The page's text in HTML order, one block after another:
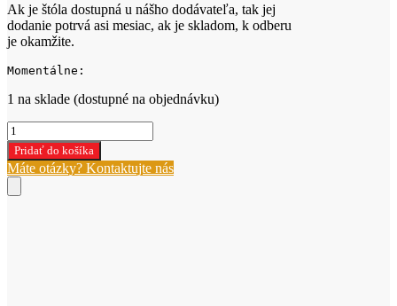
Ak je štóla dostupná u nášho dodávateľa, tak jej
dodanie potrvá asi mesiac, ak je skladom, k odberu
je okamžite.
Momentálne:
1 na sklade (dostupné na objednávku)
množstvo
Štóla
červená
KST
026/02/01
Pridať do košíka
Máte otázky? Kontaktujte nás